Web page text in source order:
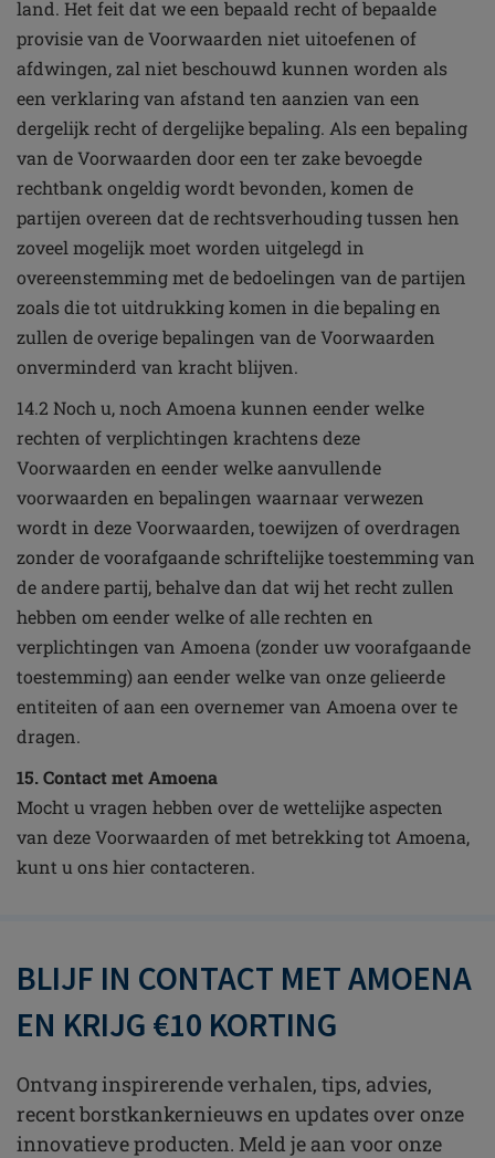
land. Het feit dat we een bepaald recht of bepaalde
provisie van de Voorwaarden niet uitoefenen of
afdwingen, zal niet beschouwd kunnen worden als
een verklaring van afstand ten aanzien van een
dergelijk recht of dergelijke bepaling. Als een bepaling
van de Voorwaarden door een ter zake bevoegde
rechtbank ongeldig wordt bevonden, komen de
partijen overeen dat de rechtsverhouding tussen hen
zoveel mogelijk moet worden uitgelegd in
overeenstemming met de bedoelingen van de partijen
zoals die tot uitdrukking komen in die bepaling en
zullen de overige bepalingen van de Voorwaarden
onverminderd van kracht blijven.
14.2 Noch u, noch Amoena kunnen eender welke
rechten of verplichtingen krachtens deze
Voorwaarden en eender welke aanvullende
voorwaarden en bepalingen waarnaar verwezen
wordt in deze Voorwaarden, toewijzen of overdragen
zonder de voorafgaande schriftelijke toestemming van
de andere partij, behalve dan dat wij het recht zullen
hebben om eender welke of alle rechten en
verplichtingen van Amoena (zonder uw voorafgaande
toestemming) aan eender welke van onze gelieerde
entiteiten of aan een overnemer van Amoena over te
dragen.
15. Contact met Amoena
Mocht u vragen hebben over de wettelijke aspecten
van deze Voorwaarden of met betrekking tot Amoena,
kunt u ons hier contacteren.
BLIJF IN CONTACT MET AMOENA
EN KRIJG €10 KORTING
Ontvang inspirerende verhalen, tips, advies,
recent borstkankernieuws en updates over onze
innovatieve producten. Meld je aan voor onze